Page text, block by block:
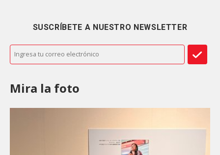
SUSCRÍBETE A NUESTRO NEWSLETTER
Mira la foto